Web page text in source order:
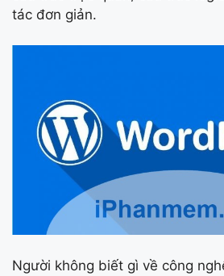
tác đơn giản.
Người không biết gì về công